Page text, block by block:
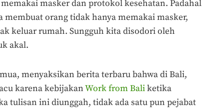
masker dan protokol kesehatan. Padahal
membuat orang tidak hanya memakai masker,
keluar rumah. Sungguh kita disodori oleh
akal.
menyaksikan berita terbaru bahwa di Bali,
karena kebijakanWork from Baliketika
tulisan ini diunggah, tidak ada satu pun pejabat